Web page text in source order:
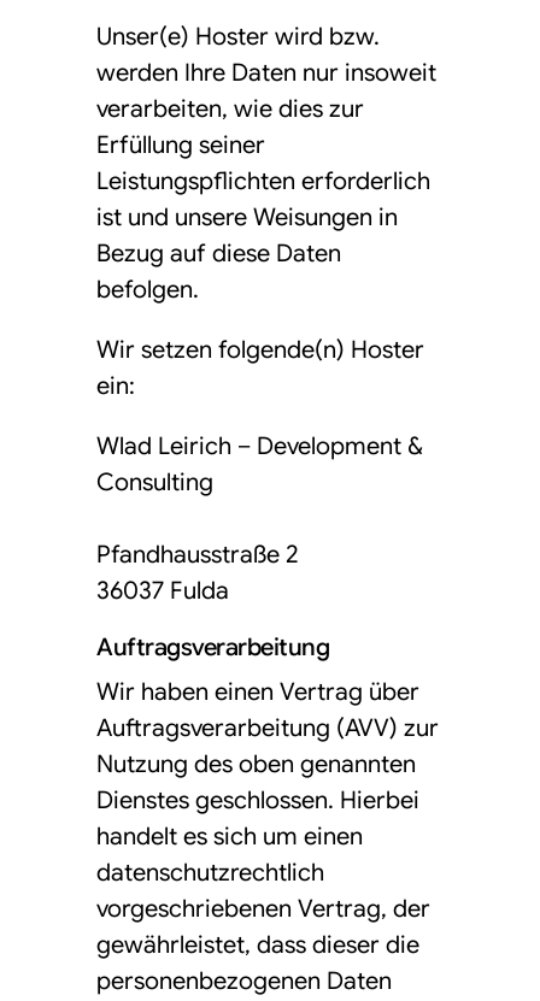
Unser(e) Hoster wird bzw.
werden Ihre Daten nur insoweit
verarbeiten, wie dies zur
Erfüllung seiner
Leistungspflichten erforderlich
ist und unsere Weisungen in
Bezug auf diese Daten
befolgen.
Wir setzen folgende(n) Hoster
ein:
Wlad Leirich – Development &
Consulting
Pfandhausstraße 2
36037 Fulda
Auftragsverarbeitung
Wir haben einen Vertrag über
Auftragsverarbeitung (AVV) zur
Nutzung des oben genannten
Dienstes geschlossen. Hierbei
handelt es sich um einen
datenschutzrechtlich
vorgeschriebenen Vertrag, der
gewährleistet, dass dieser die
personenbezogenen Daten